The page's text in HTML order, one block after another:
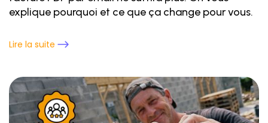
explique pourquoi et ce que ça change pour vous.
Lire la suite